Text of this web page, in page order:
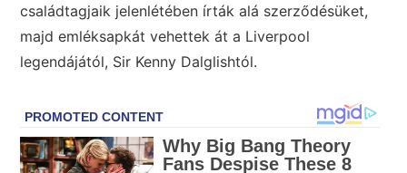
családtagjaik jelenlétében írták alá szerződésüket,
majd emléksapkát vehettek át a Liverpool
legendájától, Sir Kenny Dalglishtól.